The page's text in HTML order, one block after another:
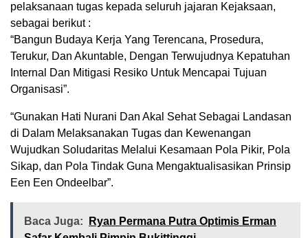
pelaksanaan tugas kepada seluruh jajaran Kejaksaan,
sebagai berikut :
“Bangun Budaya Kerja Yang Terencana, Prosedura,
Terukur, Dan Akuntable, Dengan Terwujudnya Kepatuhan
Internal Dan Mitigasi Resiko Untuk Mencapai Tujuan
Organisasi”.
“Gunakan Hati Nurani Dan Akal Sehat Sebagai Landasan
di Dalam Melaksanakan Tugas dan Kewenangan
Wujudkan Soludaritas Melalui Kesamaan Pola Pikir, Pola
Sikap, dan Pola Tindak Guna Mengaktualisasikan Prinsip
Een Een Ondeelbar”.
Baca Juga:
Ryan Permana Putra Optimis Erman